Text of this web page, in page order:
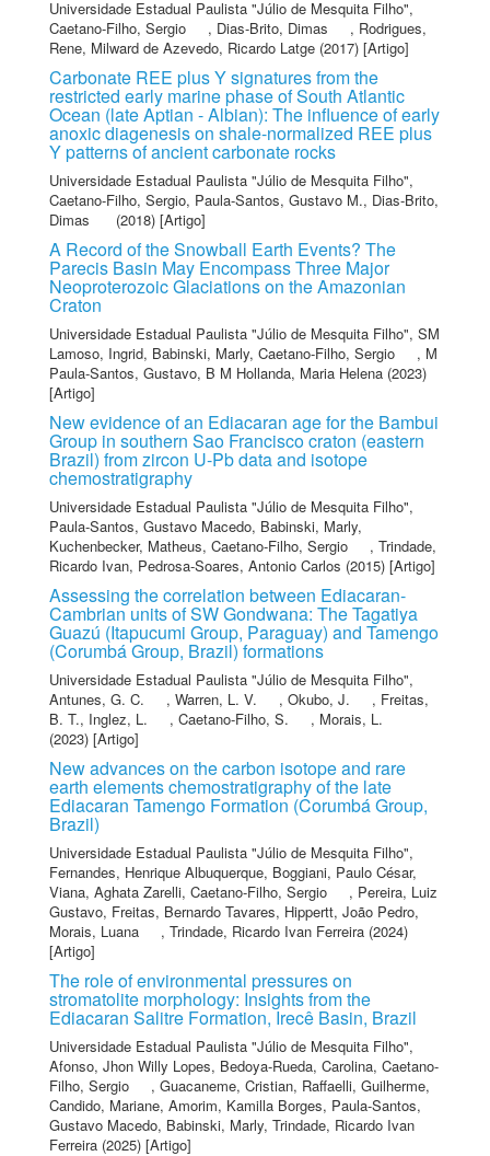
Universidade Estadual Paulista "Júlio de Mesquita Filho",
Caetano-Filho, Sergio
, Dias-Brito, Dimas , Rodrigues,
Rene, Milward de Azevedo, Ricardo Latge (2017) [Artigo]
Carbonate REE plus Y signatures from the
restricted early marine phase of South Atlantic
Ocean (late Aptian - Albian): The influence of early
anoxic diagenesis on shale-normalized REE plus
Y patterns of ancient carbonate rocks
Universidade Estadual Paulista "Júlio de Mesquita Filho",
Caetano-Filho, Sergio, Paula-Santos, Gustavo M., Dias-Brito,
Dimas
(2018) [Artigo]
A Record of the Snowball Earth Events? The
Parecis Basin May Encompass Three Major
Neoproterozoic Glaciations on the Amazonian
Craton
Universidade Estadual Paulista "Júlio de Mesquita Filho", SM
Lamoso, Ingrid, Babinski, Marly, Caetano-Filho, Sergio , M
Paula-Santos, Gustavo, B M Hollanda, Maria Helena (2023)
[Artigo]
New evidence of an Ediacaran age for the Bambui
Group in southern Sao Francisco craton (eastern
Brazil) from zircon U-Pb data and isotope
chemostratigraphy
Universidade Estadual Paulista "Júlio de Mesquita Filho",
Paula-Santos, Gustavo Macedo, Babinski, Marly,
Kuchenbecker, Matheus, Caetano-Filho, Sergio , Trindade,
Ricardo Ivan, Pedrosa-Soares, Antonio Carlos (2015) [Artigo]
Assessing the correlation between Ediacaran-
Cambrian units of SW Gondwana: The Tagatiya
Guazú (Itapucumi Group, Paraguay) and Tamengo
(Corumbá Group, Brazil) formations
Universidade Estadual Paulista "Júlio de Mesquita Filho",
Antunes, G. C.
, Warren, L. V. , Okubo, J. , Freitas,
B. T., Inglez, L. , Caetano-Filho, S. , Morais, L.
(2023) [Artigo]
New advances on the carbon isotope and rare
earth elements chemostratigraphy of the late
Ediacaran Tamengo Formation (Corumbá Group,
Brazil)
Universidade Estadual Paulista "Júlio de Mesquita Filho",
Fernandes, Henrique Albuquerque, Boggiani, Paulo César,
Viana, Aghata Zarelli, Caetano-Filho, Sergio , Pereira, Luiz
Gustavo, Freitas, Bernardo Tavares, Hippertt, João Pedro,
Morais, Luana
, Trindade, Ricardo Ivan Ferreira (2024)
[Artigo]
The role of environmental pressures on
stromatolite morphology: Insights from the
Ediacaran Salitre Formation, Irecê Basin, Brazil
Universidade Estadual Paulista "Júlio de Mesquita Filho",
Afonso, Jhon Willy Lopes, Bedoya-Rueda, Carolina, Caetano-
Filho, Sergio
, Guacaneme, Cristian, Raffaelli, Guilherme,
Candido, Mariane, Amorim, Kamilla Borges, Paula-Santos,
Gustavo Macedo, Babinski, Marly, Trindade, Ricardo Ivan
Ferreira (2025) [Artigo]